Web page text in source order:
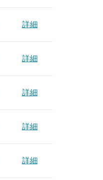
詳細
詳細
詳細
詳細
詳細